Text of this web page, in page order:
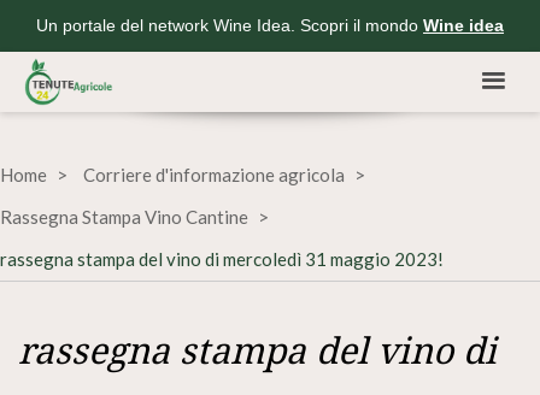
Un portale del network Wine Idea. Scopri il mondo Wine idea
Home
Corriere d'informazione agricola
Rassegna Stampa Vino Cantine
rassegna stampa del vino di mercoledì 31 maggio 2023!
rassegna stampa del vino di